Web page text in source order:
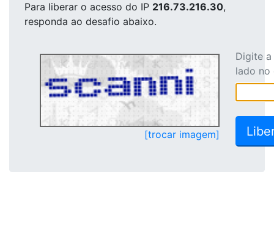
Para liberar o acesso do IP 216.73.216.30,
responda ao desafio abaixo.
[trocar imagem]
Digite
lado no